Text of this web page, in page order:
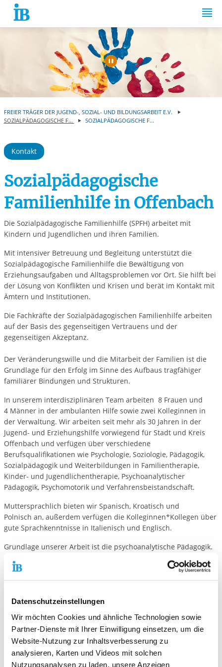
Datenschutzeinstellungen
Wir möchten Cookies und ähnliche Technologien sowie
Partner-Dienste mit Ihrer Einwilligung einsetzen, um die
Website-Nutzung zur Inhaltsverbesserung zu
analysieren, Karten und Videos mit solchen
Nutzungsanalysen zu laden, unsere Anzeigen
Springe zum Inhalt
Automatische
FREIER TRÄGER DER JUGEND-, SOZIAL- UND BILDUNGSARBEIT E.V.
SOZIALPÄDAGOGISCHE F...
SOZIALPÄDAGOGISCHE F...
Kontakt
Sozialpädagogische
Familienhilfe in Offenbach
Die Sozialpädagogische Familienhilfe (SPFH) arbeitet mit
Kindern und Jugendlichen und ihren Familien.
Mit intensiver Betreuung und Begleitung unterstützt die
Sozialpädagogische Familienhilfe die Bewältigung von
Erziehungsaufgaben und Alltagsproblemen vor Ort. Sie hilft bei
der Lösung von Konflikten und Krisen und berät im Kontakt mit
Ämtern und Institutionen.
Die Fachkräfte der Sozialpädagogischen Familienhilfe arbeiten
auf der Basis des gegenseitigen Vertrauens und der
gegenseitigen Akzeptanz.
Der Veränderungswille und die Mitarbeit der Familien ist die
Grundlage für den Erfolg im Sinne des Aufbaus tragfähiger
familiärer Bindungen und Strukturen.
In unserem interdisziplinären Team arbeiten 8 Frauen und
4 Männer in der ambulanten Hilfe sowie zwei Kolleginnen in
der Verwaltung. Wir arbeiten seit mehr als 30 Jahren in der
Jugend- und Erziehungshilfe vorwiegend für Stadt und Kreis
Offenbach und verfügen über verschiedene
Berufsqualifikationen wie Psychologie, Soziologie, Pädagogik,
Sozialpädagogik und Weiterbildungen in Familientherapie,
Kinder- und Jugendlichentherapie, Psychoanalytischer
Pädagogik, Psychomotorik und Verfahrensbeistandschaft.
Muttersprachlich bieten wir Spanisch, Kroatisch und
Polnisch an, außerdem verfügen die Kolleginnen*Kollegen über
gute Sprachkenntnisse in Italienisch und Englisch.
Grundlage unserer Arbeit ist die psychoanalytische Pädagogik.
Die Mitarbeiter*innen der SPFH beraten und helfen einen
Erziehungsproblemen und helfen Lösungsansätze zu finden ,
die für die Stabilisierung der Familie und die Entwicklung der
Kinder und Jugendlichen notwendig sind.
Der familiäre Hintergrund wird dabei stets einbezogen.